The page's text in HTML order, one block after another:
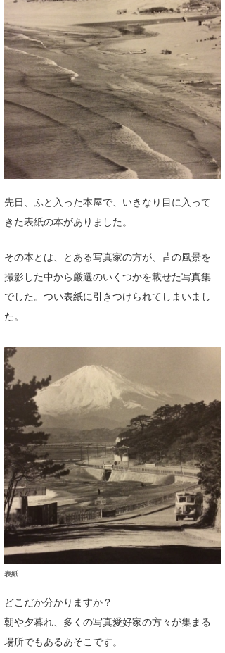
先日、ふと入った本屋で、いきなり目に入って
きた表紙の本がありました。
その本とは、とある写真家の方が、昔の風景を
撮影した中から厳選のいくつかを載せた写真集
でした。つい表紙に引きつけられてしまいまし
た。
表紙
どこだか分かりますか？
朝や夕暮れ、多くの写真愛好家の方々が集まる
場所でもあるあそこです。
四国
沖縄
サーファーズ
ライター/寄稿メディア
Core Surf Japan
mitsuteru Kamio
arukasvision
DELTA FORCE SURF
CBA Films
熊谷素子
SURFMEDIA
Colors MAGAZINE
波伝説アンバサダー/プロライダー
嵯峨明日香
進士剛光
田原啓江
植村未来
NOBUFUKU
大野”MAR”修聖
喜納海人
波伝説スタッフ
+☆maki☆+
Aichan
chan-U
ECE
G◎Da
H
KID
KOBU
KY
MIN